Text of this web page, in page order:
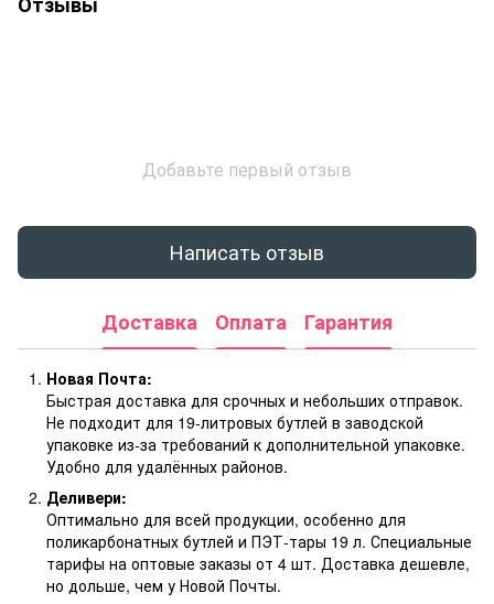
Добавьте первый отзыв
Написать отзыв
Доставка Оплата Гарантия
Новая Почта:
Быстрая доставка для срочных и небольших отправок.
Не подходит для 19-литровых бутлей в заводской
упаковке из-за требований к дополнительной упаковке.
Удобно для удалённых районов.
Деливери:
Оптимально для всей продукции, особенно для
поликарбонатных бутлей и ПЭТ-тары 19 л. Специальные
тарифы на оптовые заказы от 4 шт. Доставка дешевле,
но дольше, чем у Новой Почты.